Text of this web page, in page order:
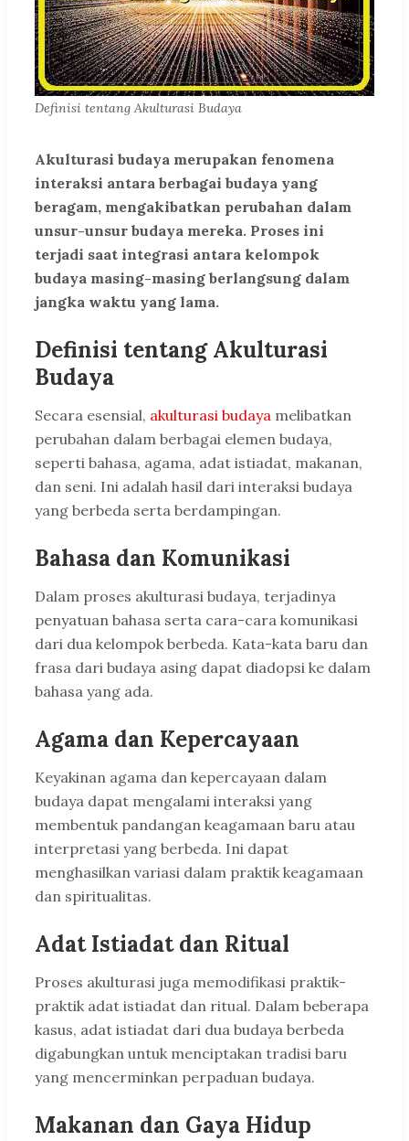
Definisi tentang Akulturasi Budaya
Akulturasi budaya merupakan fenomena
interaksi antara berbagai budaya yang
beragam, mengakibatkan perubahan dalam
unsur-unsur budaya mereka. Proses ini
terjadi saat integrasi antara kelompok
budaya masing-masing berlangsung dalam
jangka waktu yang lama.
Definisi tentang Akulturasi
Budaya
Secara esensial, akulturasi budaya melibatkan
perubahan dalam berbagai elemen budaya,
seperti bahasa, agama, adat istiadat, makanan,
dan seni. Ini adalah hasil dari interaksi budaya
yang berbeda serta berdampingan.
Bahasa dan Komunikasi
Dalam proses akulturasi budaya, terjadinya
penyatuan bahasa serta cara-cara komunikasi
dari dua kelompok berbeda. Kata-kata baru dan
frasa dari budaya asing dapat diadopsi ke dalam
bahasa yang ada.
Agama dan Kepercayaan
Keyakinan agama dan kepercayaan dalam
budaya dapat mengalami interaksi yang
membentuk pandangan keagamaan baru atau
interpretasi yang berbeda. Ini dapat
menghasilkan variasi dalam praktik keagamaan
dan spiritualitas.
Adat Istiadat dan Ritual
Proses akulturasi juga memodifikasi praktik-
praktik adat istiadat dan ritual. Dalam beberapa
kasus, adat istiadat dari dua budaya berbeda
digabungkan untuk menciptakan tradisi baru
yang mencerminkan perpaduan budaya.
Makanan dan Gaya Hidup